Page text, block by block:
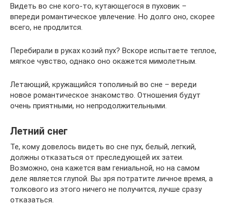
Видеть во сне кого-то, кутающегося в пуховик –
впереди романтическое увлечение. Но долго оно, скорее
всего, не продлится.
Перебирали в руках козий пух? Вскоре испытаете теплое,
мягкое чувство, однако оно окажется мимолетным.
Летающий, кружащийся тополиный во сне – вереди
новое романтическое знакомство. Отношения будут
очень приятными, но непродолжительными.
Летний снег
Те, кому довелось видеть во сне пух, белый, легкий,
должны отказаться от преследующей их затеи.
Возможно, она кажется вам гениальной, но на самом
деле является глупой. Вы зря потратите личное время, а
толкового из этого ничего не получится, лучше сразу
отказаться.